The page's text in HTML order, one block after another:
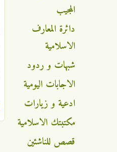
المجيب
دائرة المعارف
الاسلامية
شبهات و ردود
الاجابات اليومية
ادعية و زيارات
مكتبتك الاسلامية
قصص للناشئين